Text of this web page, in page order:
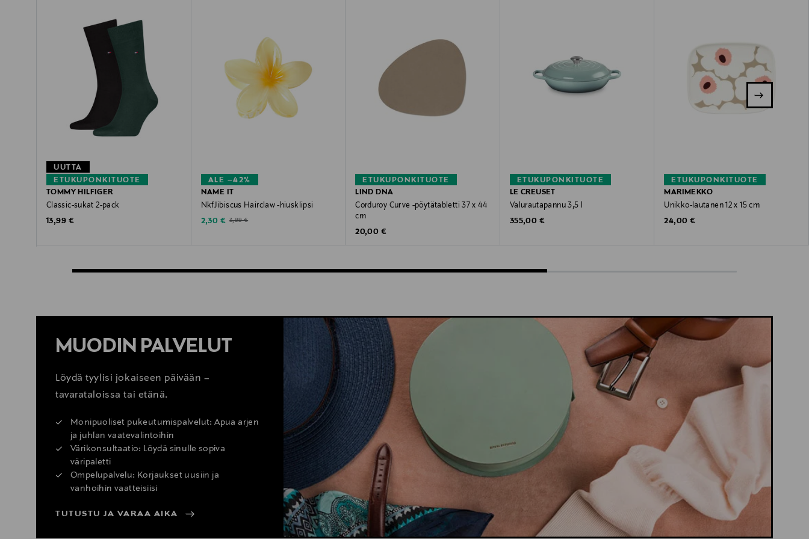
ETUKUPONKITUOTE
UUTTA
TOMMY HILFIGER
Classic-sukat 2-pack
Original Price
13,99 €
ALE –42%
NAME IT
NkfJibiscus Hairclaw -hiusklipsi
Discounted Price
2,30 € Original Price
3,99 €
ETUKUPONKITUOTE
LIND DNA
Corduroy Curve -pöytätabletti 37 x 44
cm
Original Price
20,00 €
ETUKUPONKITUOTE
LE CREUSET
Valurautapannu 3,5 l
Original Price
355,00 €
ETUKUPONKITUOTE
MARIMEKKO
Unikko-lautanen 12 x 15 cm
Original Price
24,00 €
MUODIN PALVELUT
Löydä tyylisi jokaiseen päivään –
tavarataloissa tai etänä.
Monipuoliset pukeutumispalvelut: Apua arjen
ja juhlan vaatevalintoihin
Värikonsultaatio: Löydä sinulle sopiva
väripaletti
Ompelupalvelu: Korjaukset uusiin ja
vanhoihin vaatteisiisi
TUTUSTU JA VARAA AIKA